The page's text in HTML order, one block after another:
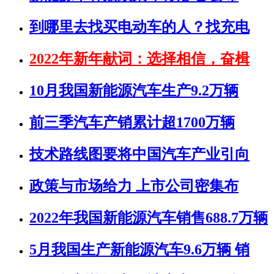
到哪里去找买电动车的人？找充电
2022年新年献词：选择相信，奋楫
10月我国新能源汽车生产9.2万辆
前三季汽车产销累计超1700万辆
技术路线图要将中国汽车产业引向
政策与市场给力 上市公司密集布
2022年我国新能源汽车销售688.7万辆
5月我国生产新能源汽车9.6万辆 销